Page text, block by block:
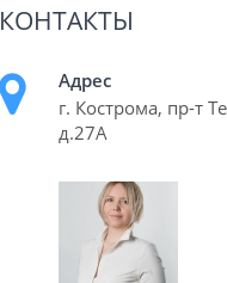
КОНТАКТЫ
Адрес
г. Кострома, пр-т
д.27А